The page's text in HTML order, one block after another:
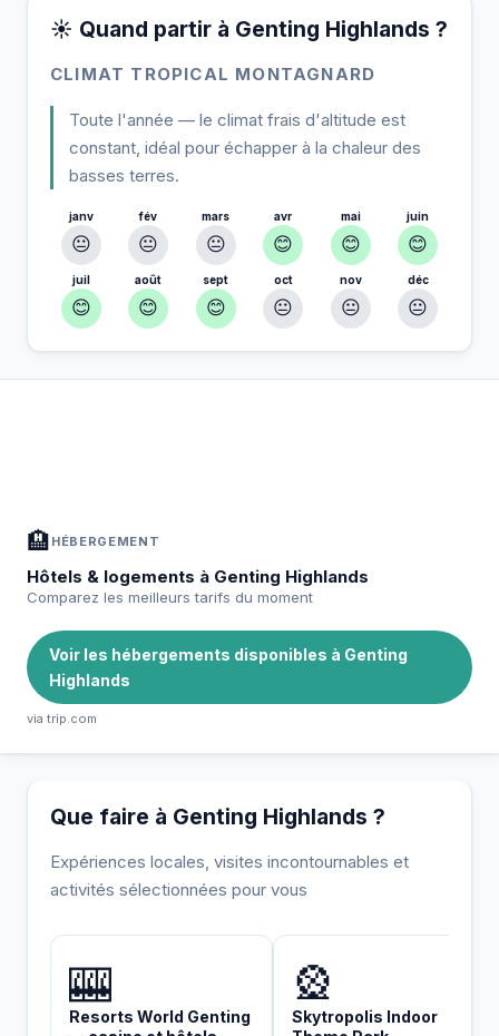
☀️ Quand partir à Genting Highlands ?
CLIMAT TROPICAL MONTAGNARD
Toute l'année — le climat frais d'altitude est
constant, idéal pour échapper à la chaleur des
basses terres.
janv
😐
fév
😐
mars
😐
avr
😊
mai
😊
juin
😊
juil
😊
août
😊
sept
😊
oct
😐
nov
😐
déc
😐
🏨 HÉBERGEMENT
Hôtels & logements à Genting Highlands
Comparez les meilleurs tarifs du moment
Voir les hébergements disponibles à Genting
Highlands
via trip.com
Que faire à Genting Highlands ?
Expériences locales, visites incontournables et
activités sélectionnées pour vous
🎰
Resorts World Genting
🎡
Skytropolis Indoor